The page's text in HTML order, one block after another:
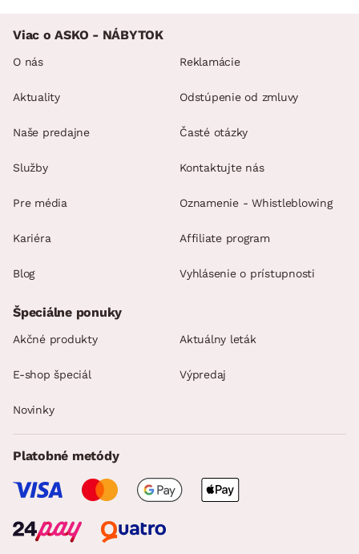
Viac o ASKO - NÁBYTOK
O nás
Aktuality
Naše predajne
Služby
Pre média
Kariéra
Blog
Reklamácie
Odstúpenie od zmluvy
Časté otázky
Kontaktujte nás
Oznamenie - Whistleblowing
Affiliate program
Vyhlásenie o prístupnosti
Špeciálne ponuky
Akčné produkty Aktuálny leták
E-shop špeciál Výpredaj
Novinky
Platobné metódy